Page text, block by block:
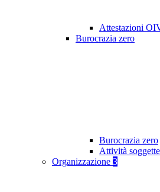
Attestazioni
Burocrazia zero
Burocrazia zero
Attività
Organizzazione 3